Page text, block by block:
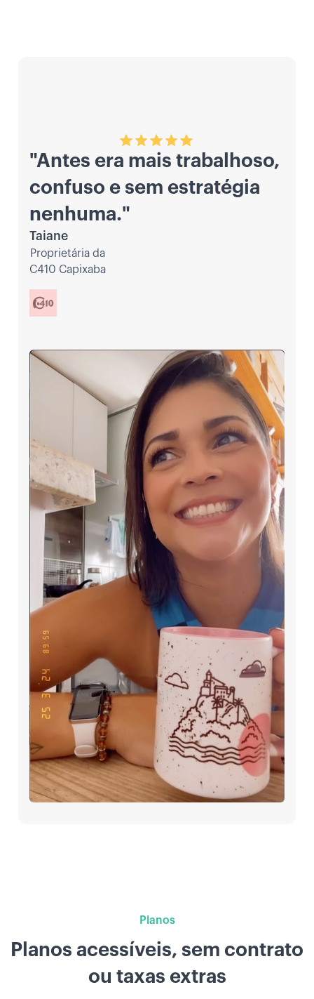
"Antes era mais trabalhoso,
confuso e sem estratégia
nenhuma."
Taiane
Proprietária da
C410 Capixaba
Planos
Planos acessíveis, sem contrato
ou taxas extras